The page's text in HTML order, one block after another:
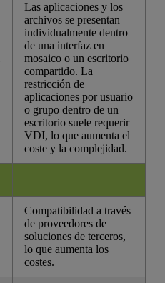
Las aplicaciones y los
archivos se presentan
individualmente dentro
de una interfaz en
mosaico o un escritorio
compartido. La
restricción de
aplicaciones por usuario
o grupo dentro de un
escritorio suele requerir
VDI, lo que aumenta el
coste y la complejidad.
Compatibilidad a través
de proveedores de
soluciones de terceros,
lo que aumenta los
costes.